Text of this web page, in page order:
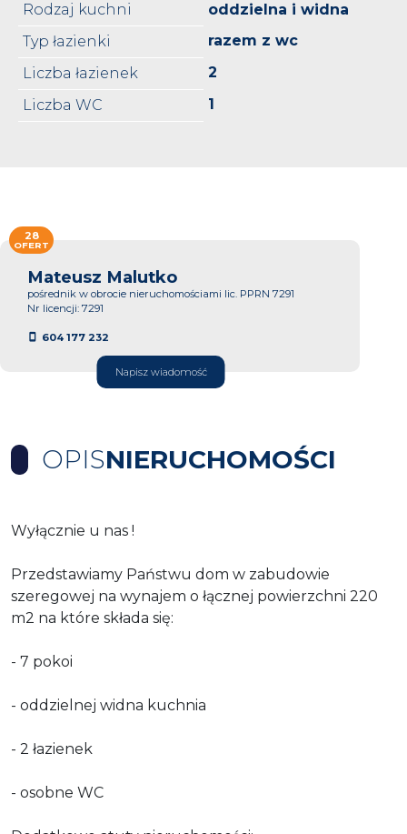
Rodzaj kuchni
oddzielna i widna
Typ łazienki
razem z wc
Liczba łazienek
2
Liczba WC
1
Mateusz Malutko
pośrednik w obrocie nieruchomościami lic. PPRN 7291
Nr licencji: 7291
604 177 232
Napisz wiadomość
28
OFERT
OPISNIERUCHOMOŚCI
Wyłącznie u nas !
Przedstawiamy Państwu dom w zabudowie
szeregowej na wynajem o łącznej powierzchni 220
m2 na które składa się:
- 7 pokoi
- oddzielnej widna kuchnia
- 2 łazienek
- osobne WC